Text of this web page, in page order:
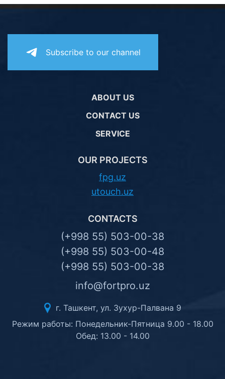
Subscribe to our channel
ABOUT US
CONTACT US
SERVICE
OUR PROJECTS
fpg.uz
utouch.uz
CONTACTS
(+998 55) 503-00-38
(+998 55) 503-00-48
(+998 55) 503-00-38
info@fortpro.uz
г. Ташкент, ул. Зухур-Палвана 9
Режим работы: Понедельник-Пятница 9.00 - 18.00
Обед: 13.00 - 14.00